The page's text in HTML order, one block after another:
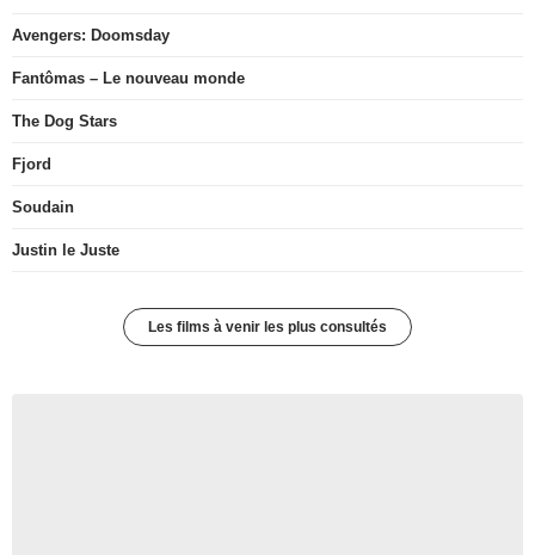
Avengers: Doomsday
Fantômas – Le nouveau monde
The Dog Stars
Fjord
Soudain
Justin le Juste
Les films à venir les plus consultés